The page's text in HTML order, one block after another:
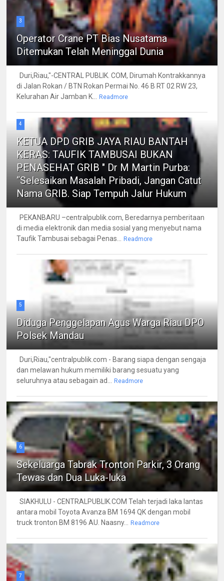
3
Operator Crane PT Bias Nusatama
Ditemukan Telah Meninggal Dunia
Duri,Riau,"-CENTRAL PUBLIK. COM, Dirumah Kontrakkannya
di Jalan Rokan / BTN Rokan Permai No. 46 B RT 02 RW 23,
Kelurahan Air Jamban K...
Readmore
4
KETUA DPD GRIB JAYA RIAU BANTAH
KERAS: TAUFIK TAMBUSAI BUKAN
PENASEHAT GRIB " Dr M Martin Purba:
“Selesaikan Masalah Pribadi, Jangan Catut
Nama GRIB. Siap Tempuh Jalur Hukum
PEKANBARU –centralpublik.com, Beredarnya pemberitaan
di media elektronik dan media sosial yang menyebut nama
Taufik Tambusai sebagai Penas...
Readmore
5
Diduga Penggelapan Agus Warga Riau DPO
Polsek Mandau
Duri,Riau,"centralpublik.com - Barang siapa dengan sengaja
dan melawan hukum memiliki barang sesuatu yang
seluruhnya atau sebagain ad...
Readmore
6
Sekeluarga Tabrak Tronton Parkir, 3 Orang
Tewas dan Dua Luka-luka
SIAKHULU - CENTRALPUBLIK.COM Telah terjadi laka lantas
antara mobil Toyota Avanza BM 1694 QK dengan mobil
truck tronton BM 8196 AU. Naasny...
Readmore
7